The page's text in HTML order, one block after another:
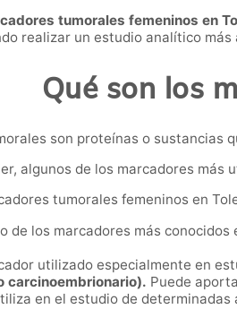
tumorales femeninos en
realizar un estudio analítico más
Qué son los
son proteínas o sustancias
algunos de los marcadores
tumorales femeninos en
de los marcadores más
utilizado especialmente en
carcinoembrionario). Puede
en el estudio de